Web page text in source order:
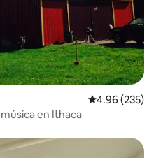
Calificación
4.96 (235)
en Ithaca